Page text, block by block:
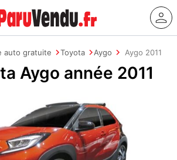
auto gratuite Toyota Aygo Aygo 2011
Aygo année 2011